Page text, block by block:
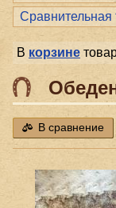
Сравнительная
В корзине
В сравнение